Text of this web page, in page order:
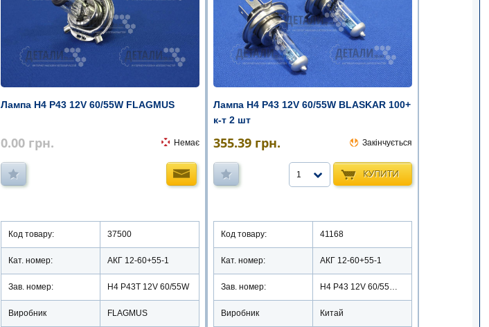
Лампа Н4 Р43 12V 60/55W FLAGMUS
0.00 грн. Немає
Код товару: 37500
Кат. номер: АКГ 12-60+55-1
Зав. номер: H4 P43T 12V 60/55W
Виробник FLAGMUS
Лампа Н4 Р43 12V 60/55W BLASKAR 100+
к-т 2 шт
355.39 грн. Закінчується
КУПИТИ
1
Код товару: 41168
Кат. номер: АКГ 12-60+55-1
Зав. номер: Н4 Р43 12V 60/55W/02215
Виробник Китай